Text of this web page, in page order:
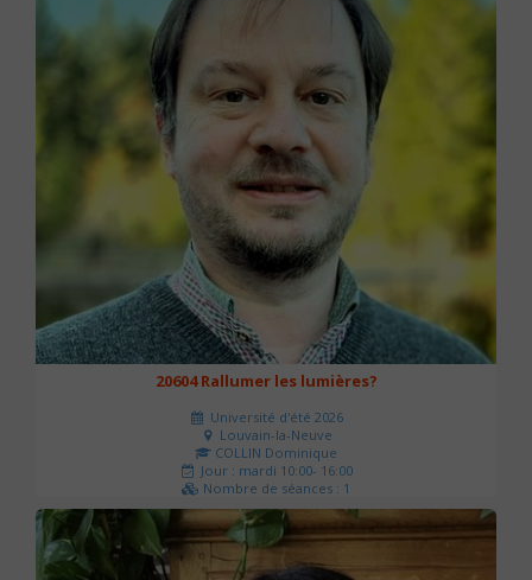
20604 Rallumer les lumières?
Université d'été 2026
Louvain-la-Neuve
COLLIN Dominique
Jour : mardi 10:00- 16:00
Nombre de séances : 1
60 €